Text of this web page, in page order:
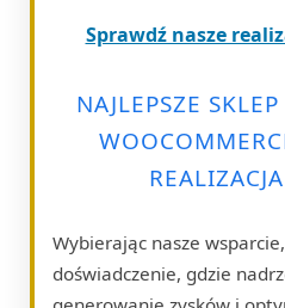
Sprawdź nasze
NAJLEPSZE
Wybierając nasze
doświadczenie, gdzie